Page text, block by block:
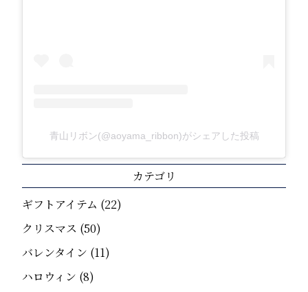
青山リボン(@aoyama_ribbon)がシェアした投稿
カテゴリ
ギフトアイテム (22)
クリスマス (50)
バレンタイン (11)
ハロウィン (8)